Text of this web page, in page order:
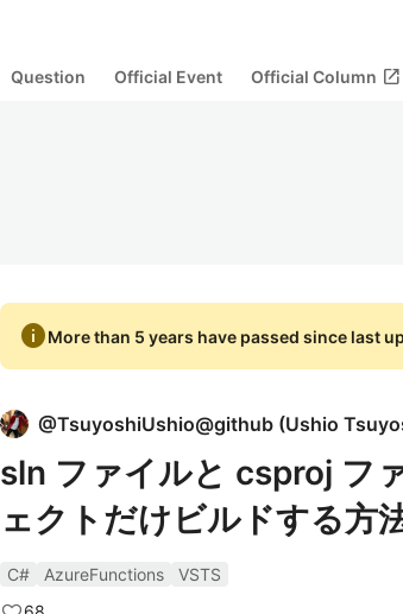
Question Official Event Official Column open_in_new
infoMore than 5 years have passed since last
@TsuyoshiUshio@github (Ushio
sln ファイルと csproj フ
ェクトだけビルドする方
C# AzureFunctions
VSTS